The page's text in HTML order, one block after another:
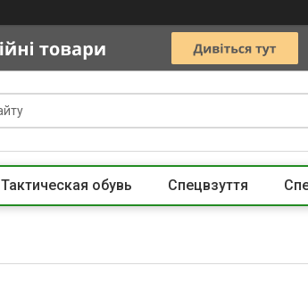
Тактическая обувь Спецвзуття